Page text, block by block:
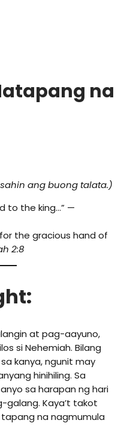
na
ang buong talata.)
to the king…” —
the gracious hand of
2:8
at pag-aayuno,
si Nehemiah. Bilang
kanya, ngunit may
hinihiling. Sa
sa harapan ng hari
galang. Kaya’t takot
na nagmumula